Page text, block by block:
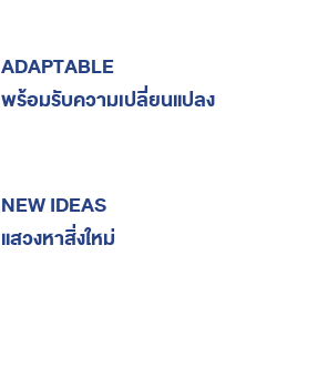
ADAPTABLE
พร้อมรับความเปลี่ยนแปลง
NEW IDEAS
แสวงหาสิ่งใหม่